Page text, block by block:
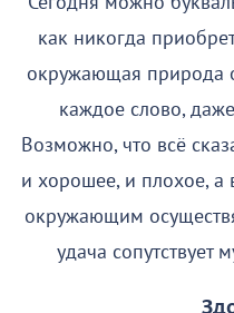
как никогда
окружающая природа
каждое слово,
Возможно, что всё
и хорошее, и плохое, а
окружающим
удача